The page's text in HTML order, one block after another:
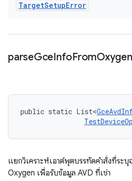
TargetSetupError
parseGceInfoFromOxygen
public static List<
แยกวิเคราะห์เอาต์พุตบรรทัดคำสั่งที่ระ
Oxygen เพื่อรับข้อมูล AVD ที่เช่า